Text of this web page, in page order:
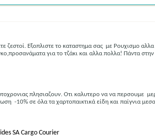
ζεστοί. Εξοπλιστε το καταστημα σας με Ρουχισμο
για το τζάκι και αλλα πολλα! Πάντα
πλησιαζουν. Οτι καλυτερο να να περσουμε
-10% σε όλα τα χαρτοπαικτικά είδη και παίγνια
SA Cargo Courier